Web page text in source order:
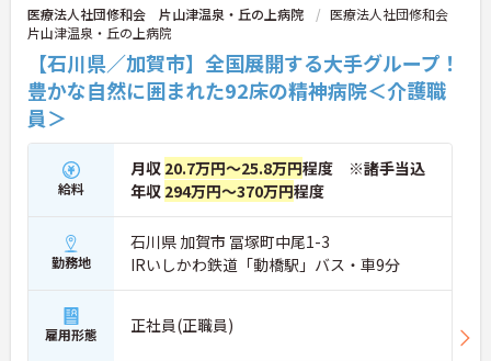
医療法人社団修和会 片山津温泉・丘の上病院
医療法人社団修和会
片山津温泉・丘の上病院
【石川県／加賀市】全国展開する大手グループ！
豊かな自然に囲まれた92床の精神病院＜介護職
員＞
給料
月収 20.7万円～25.8万円程度 ※諸手当込
年収 294万円～370万円程度
勤務地
石川県 加賀市 冨塚町中尾1-3
IRいしかわ鉄道「動橋駅」バス・車9分
雇用形態 正社員(正職員)